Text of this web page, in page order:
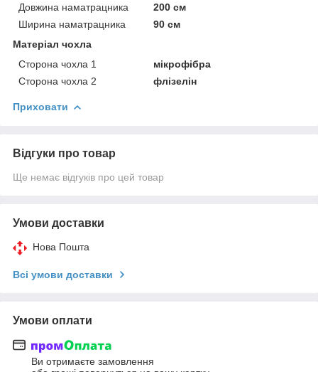
Довжина наматрацника
200 см
Ширина наматрацника
90 см
Матеріал чохла
Сторона чохла 1
мікрофібра
Сторона чохла 2
флізелін
Приховати
Відгуки про товар
Ще немає відгуків про цей товар
Умови доставки
Нова Пошта
Всі умови доставки
Умови оплати
Ви отримаєте замовлення